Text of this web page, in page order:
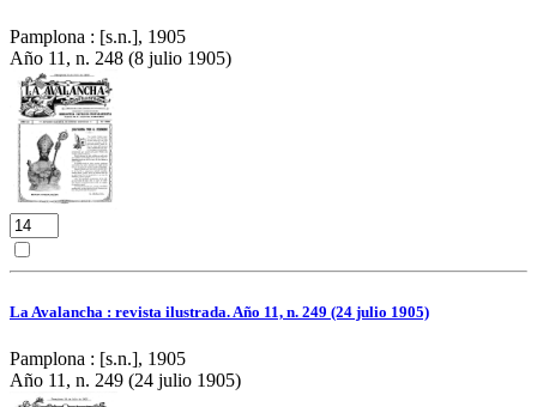
Pamplona : [s.n.], 1905
Año 11, n. 248 (8 julio 1905)
La Avalancha : revista ilustrada. Año 11, n. 249 (24 julio 1905)
Pamplona : [s.n.], 1905
Año 11, n. 249 (24 julio 1905)